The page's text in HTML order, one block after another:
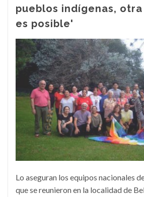
pueblos indígenas,
es posible'
Lo aseguran los equipos nacionales
que se reunieron en la localidad de